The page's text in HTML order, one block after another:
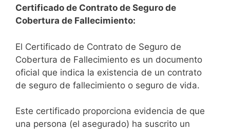
Certificado de Contrato de Seguro de
Cobertura de Fallecimiento:
El Certificado de Contrato de Seguro de
Cobertura de Fallecimiento es un documento
oficial que indica la existencia de un contrato
de seguro de fallecimiento o seguro de vida.
Este certificado proporciona evidencia de que
una persona (el asegurado) ha suscrito un